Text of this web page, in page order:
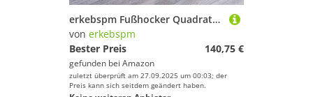
erkebspm Fußhocker Quadratmeterpreis Baumwolle und Leinen Fußhocker Holzbeinhocker für das Schlafzimmer für Wohnzimmer, Navy-29x29x35cm
von erkebspm
Bester Preis
140,75 €
gefunden bei Amazon
zuletzt überprüft am 27.09.2025 um 00:03; der
Preis kann sich seitdem geändert haben.